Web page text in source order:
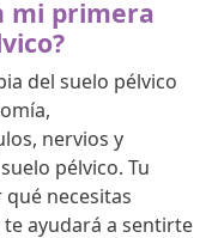
mi primera
del suelo pélvico
nervios y
pélvico. Tu
necesitas
ayudará a sentirte